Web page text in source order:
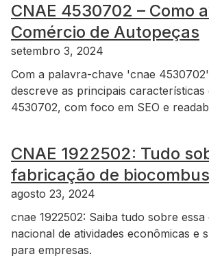
CNAE 4530702 – Como
Comércio de Autopeças
setembro 3, 2024
Com a palavra-chave 'cnae
descreve as principais características
4530702, com foco em SEO e
CNAE 1922502: Tudo
fabricação de
agosto 23, 2024
cnae 1922502: Saiba tudo sobre essa
nacional de atividades econômicas e
para empresas.